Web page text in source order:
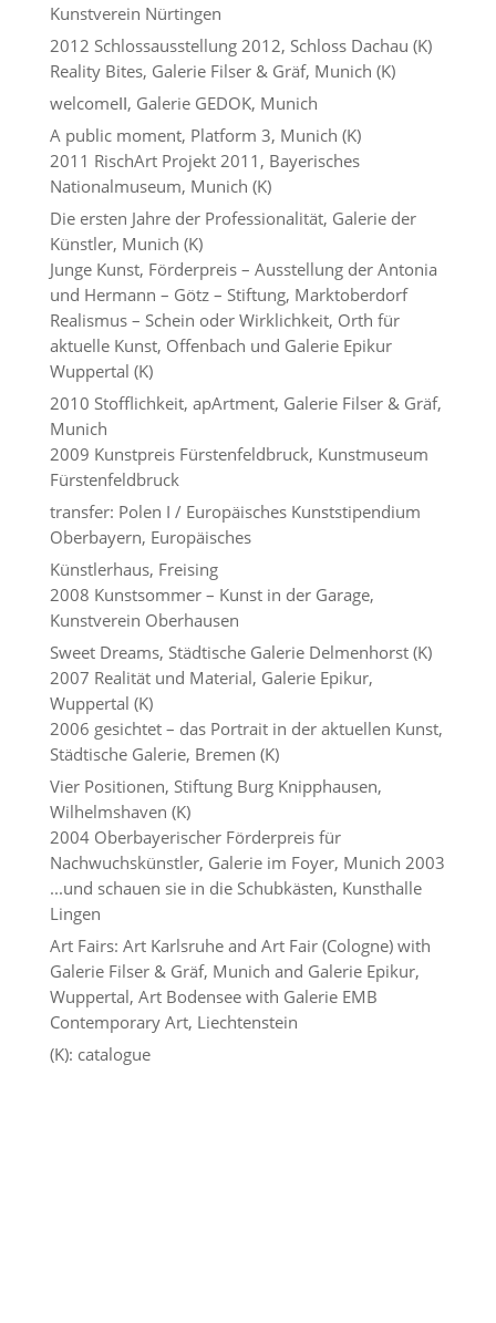
Kunstverein Nürtingen
2012 Schlossausstellung 2012, Schloss Dachau (K)
Reality Bites, Galerie Filser & Gräf, Munich (K)
welcomeӀӀ, Galerie GEDOK, Munich
A public moment, Platform 3, Munich (K)
2011 RischArt Projekt 2011, Bayerisches
Nationalmuseum, Munich (K)
Die ersten Jahre der Professionalität, Galerie der
Künstler, Munich (K)
Junge Kunst, Förderpreis – Ausstellung der Antonia
und Hermann – Götz – Stiftung, Marktoberdorf
Realismus – Schein oder Wirklichkeit, Orth für
aktuelle Kunst, Offenbach und Galerie Epikur
Wuppertal (K)
2010 Stofflichkeit, apArtment, Galerie Filser & Gräf,
Munich
2009 Kunstpreis Fürstenfeldbruck, Kunstmuseum
Fürstenfeldbruck
transfer: Polen I / Europäisches Kunststipendium
Oberbayern, Europäisches
Künstlerhaus, Freising
2008 Kunstsommer – Kunst in der Garage,
Kunstverein Oberhausen
Sweet Dreams, Städtische Galerie Delmenhorst (K)
2007 Realität und Material, Galerie Epikur,
Wuppertal (K)
2006 gesichtet – das Portrait in der aktuellen Kunst,
Städtische Galerie, Bremen (K)
Vier Positionen, Stiftung Burg Knipphausen,
Wilhelmshaven (K)
2004 Oberbayerischer Förderpreis für
Nachwuchskünstler, Galerie im Foyer, Munich 2003
...und schauen sie in die Schubkästen, Kunsthalle
Lingen
Art Fairs: Art Karlsruhe and Art Fair (Cologne) with
Galerie Filser & Gräf, Munich and Galerie Epikur,
Wuppertal, Art Bodensee with Galerie EMB
Contemporary Art, Liechtenstein
(K): catalogue